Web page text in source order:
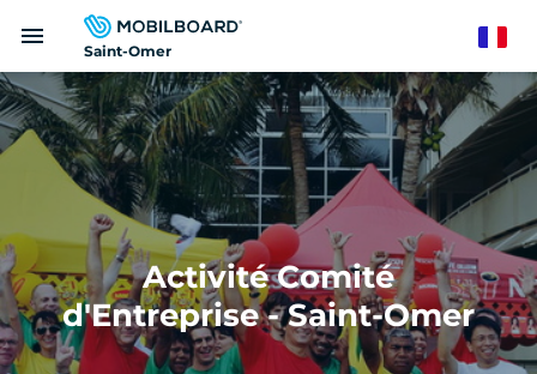
principal
Saint-Omer
menu
Activité Comité
d'Entreprise - Saint-Omer